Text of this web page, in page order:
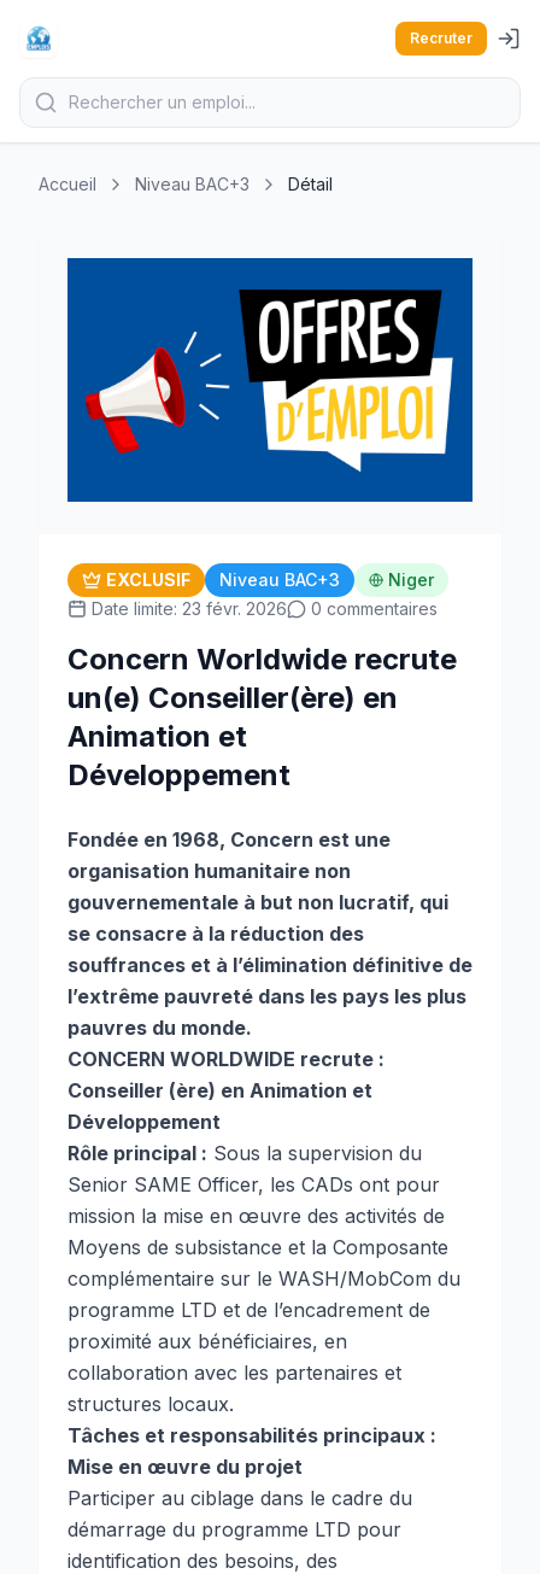
Recruter
Accueil Niveau BAC+3 Détail
EXCLUSIF Niveau BAC+3
Niger
Date limite: 23 févr. 2026
0 commentaires
Concern Worldwide recrute
un(e) Conseiller(ère) en
Animation et
Développement
Fondée en 1968, Concern est une
organisation humanitaire non
gouvernementale à but non lucratif, qui
se consacre à la réduction des
souffrances et à l’élimination définitive de
l’extrême pauvreté dans les pays les plus
pauvres du monde.
CONCERN WORLDWIDE recrute :
Conseiller (ère) en Animation et
Développement
Rôle principal : Sous la supervision du
Senior SAME Officer, les CADs ont pour
mission la mise en œuvre des activités de
Moyens de subsistance et la Composante
complémentaire sur le WASH/MobCom du
programme LTD et de l’encadrement de
proximité aux bénéficiaires, en
collaboration avec les partenaires et
structures locaux.
Tâches et responsabilités principaux :
Mise en œuvre du projet
Participer au ciblage dans le cadre du
démarrage du programme LTD pour
identification des besoins, des